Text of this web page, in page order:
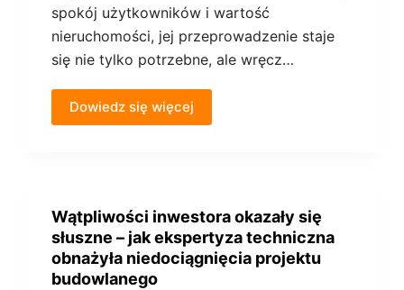
spokój użytkowników i wartość
nieruchomości, jej przeprowadzenie staje
się nie tylko potrzebne, ale wręcz…
Dowiedz się więcej
Wątpliwości inwestora okazały się
słuszne – jak ekspertyza techniczna
obnażyła niedociągnięcia projektu
budowlanego